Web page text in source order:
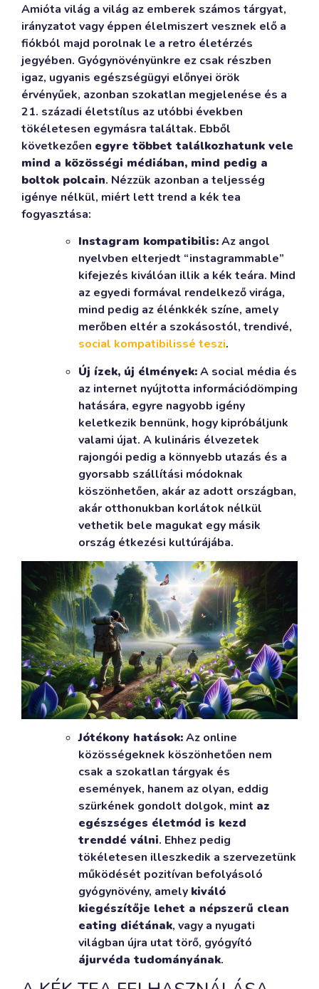
Amióta világ a világ az emberek számos tárgyat,
irányzatot vagy éppen élelmiszert vesznek elő a
fiókból majd porolnak le a retro életérzés
jegyében. Gyógynövényünkre ez csak részben
igaz, ugyanis egészségügyi előnyei örök
érvényűek, azonban szokatlan megjelenése és a
21. századi életstílus az utóbbi években
tökéletesen egymásra találtak. Ebből
következően egyre többet találkozhatunk vele
mind a közösségi médiában, mind pedig a
boltok polcain. Nézzük azonban a teljesség
igénye nélkül, miért lett trend a kék tea
fogyasztása:
Instagram kompatibilis:Az angol
nyelvben elterjedt “instagrammable”
kifejezés kiválóan illik a kék teára. Mind
az egyedi formával rendelkező virága,
mind pedig az élénkkék színe, amely
merőben eltér a szokásostól, trendivé,
social kompatibilissé teszi.
Új ízek, új élmények:A social média és
az internet nyújtotta információdömping
hatására, egyre nagyobb igény
keletkezik bennünk, hogy kipróbáljunk
valami újat. A kulináris élvezetek
rajongói pedig a könnyebb utazás és a
gyorsabb szállítási módoknak
köszönhetően, akár az adott országban,
akár otthonukban korlátok nélkül
vethetik bele magukat egy másik
ország étkezési kultúrájába.
Jótékony hatások:Az online
közösségeknek köszönhetően nem
csak a szokatlan tárgyak és
események, hanem az olyan, eddig
szürkének gondolt dolgok, mint az
egészséges életmód is kezd
trenddé válni. Ehhez pedig
tökéletesen illeszkedik a szervezetünk
működését pozitívan befolyásoló
gyógynövény, amely kiváló
kiegészítője lehet a népszerű clean
eating diétának, vagy a nyugati
világban újra utat törő, gyógyító
ájurvéda tudományának.